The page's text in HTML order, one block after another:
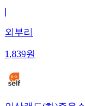
|
외부리
1,839원